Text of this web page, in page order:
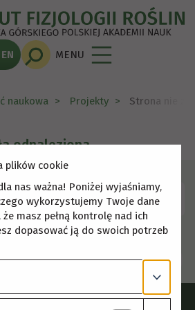
EN MENU
naukowa Projekty Strona nie
odnaleziona
wybrać inną stronę.
plików cookie
nas ważna! Poniżej wyjaśniamy,
wykorzystujemy Twoje dane
masz pełną kontrolę nad ich
dopasować ją do swoich potrzeb